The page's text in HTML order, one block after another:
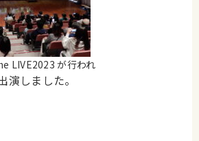
LIVE2023 が行われ
演しました。